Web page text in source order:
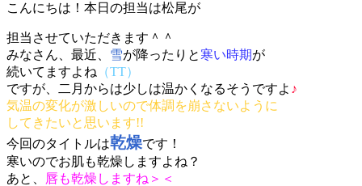
こんにちは！本日の担当は松尾が
担当させていただきます＾＾
みなさん、最近、 雪が降ったりと 寒い時期が
続いてますよね （TT）
ですが、二月からは少しは温かくなるそうですよ ♪
気温の変化が激しいので体調を崩さないように
してきたいと思います!!
今回のタイトルは乾燥です！
寒いのでお肌も乾燥しますよね？
あと、
唇も乾燥しますね＞＜